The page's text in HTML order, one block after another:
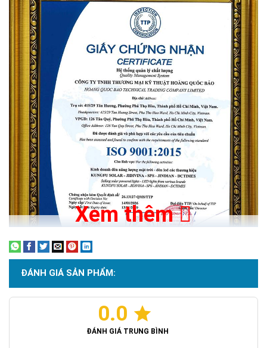
Chứng nhận ISO 9001:2015
Xem thêm
ĐÁNH GIÁ SẢN PHẨM:
0.0
ĐÁNH GIÁ TRUNG BÌNH